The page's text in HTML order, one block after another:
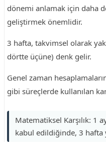
dönemi anlamak için daha
geliştirmek önemlidir.
3 hafta, takvimsel olarak
dörtte üçüne) denk gelir.
Genel zaman
gibi süreçlerde kullanılan
Matematiksel Karşılık: 1
kabul edildiğinde, 3 hafta